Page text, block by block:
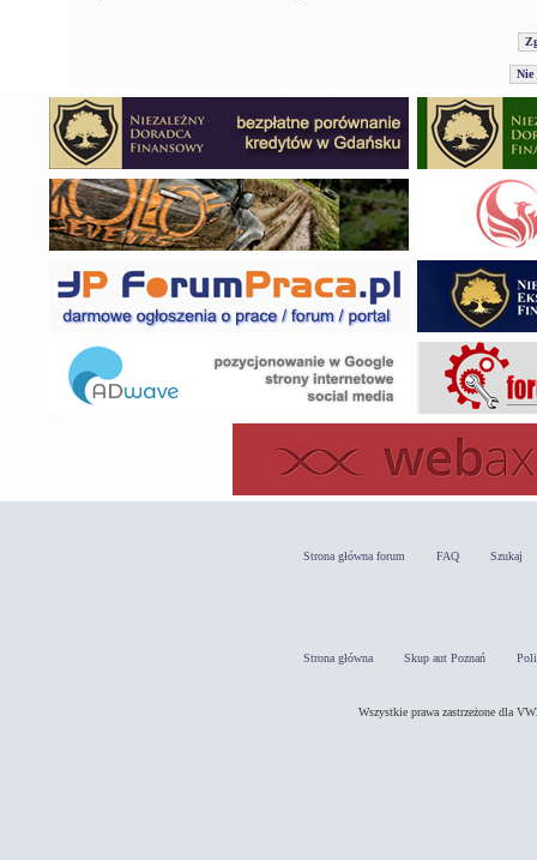
Strona główna forum FAQ Szukaj
Strona główna Skup aut Poznań
Wszystkie prawa zastrzeżone dla